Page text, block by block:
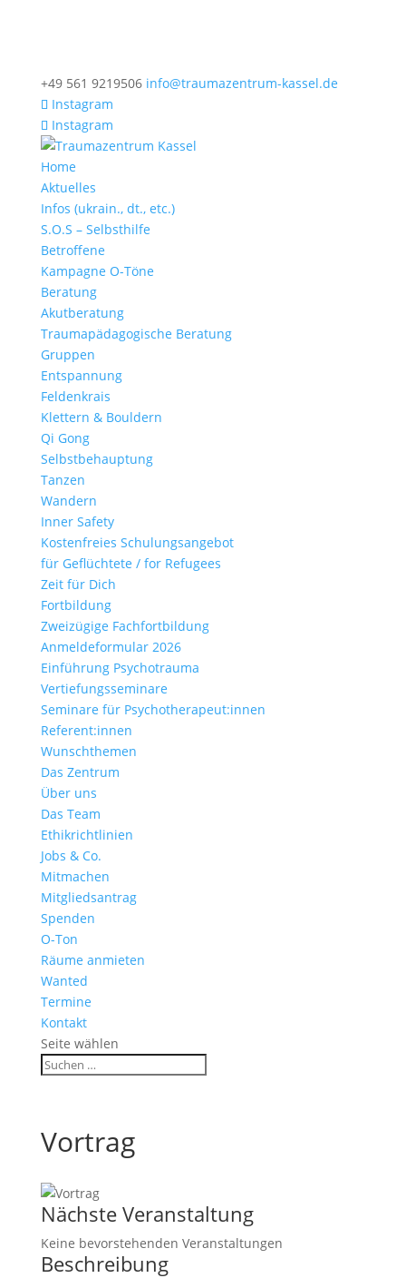
+49 561 9219506 info@traumazentrum-kassel.de
Instagram
Instagram
Home
Aktuelles
Infos (ukrain., dt., etc.)
S.O.S – Selbsthilfe
Betroffene
Kampagne O-Töne
Beratung
Akutberatung
Traumapädagogische Beratung
Gruppen
Entspannung
Feldenkrais
Klettern & Bouldern
Qi Gong
Selbstbehauptung
Tanzen
Wandern
Inner Safety
Kostenfreies Schulungsangebot
für Geflüchtete / for Refugees
Zeit für Dich
Fortbildung
Zweizügige Fachfortbildung
Anmeldeformular 2026
Einführung Psychotrauma
Vertiefungsseminare
Seminare für Psychotherapeut:innen
Referent:innen
Wunschthemen
Das Zentrum
Über uns
Das Team
Ethikrichtlinien
Jobs & Co.
Mitmachen
Mitgliedsantrag
Spenden
O-Ton
Räume anmieten
Wanted
Termine
Kontakt
Seite wählen
Vortrag
Nächste Veranstaltung
Keine bevorstehenden Veranstaltungen
Beschreibung